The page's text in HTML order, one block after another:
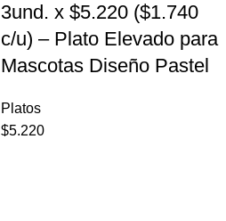
3und. x $5.220 ($1.740
c/u) – Plato Elevado para
Mascotas Diseño Pastel
Platos
$5.220